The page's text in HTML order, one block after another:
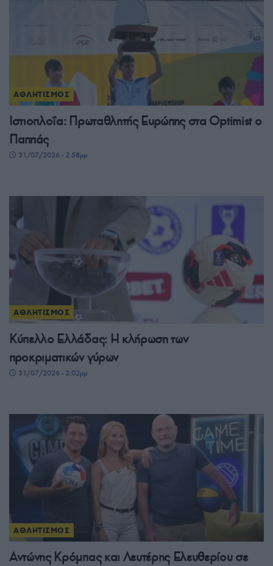
ΑΘΛΗΤΙΣΜΟΣ
Ιστιοπλοΐα: Πρωταθλητής Ευρώπης στα Optimist ο
Παππάς
31/07/2026 - 2:58μμ
ΑΘΛΗΤΙΣΜΟΣ
Κύπελλο Ελλάδας: Η κλήρωση των
προκριματικών γύρων
31/07/2026 - 2:02μμ
ΑΘΛΗΤΙΣΜΟΣ
Αντώνης Κρόμπας και Λευτέρης Ελευθερίου σε